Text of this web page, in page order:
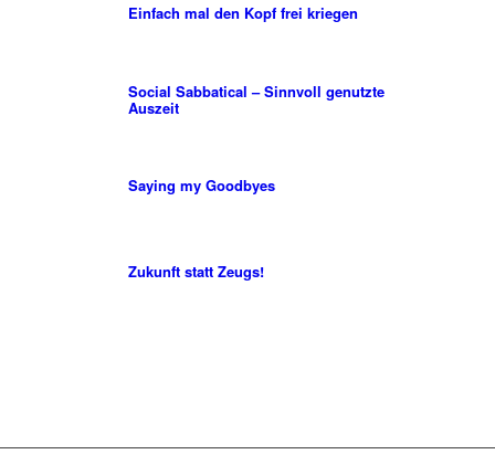
Einfach mal den Kopf frei kriegen
Social Sabbatical – Sinnvoll genutzte
Auszeit
Saying my Goodbyes
Zukunft statt Zeugs!